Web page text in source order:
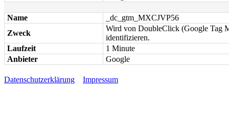
Name
_dc_gtm_MXCJVP56
Zweck
Wird von DoubleClick (Google Tag
identifizieren.
Laufzeit
1 Minute
Anbieter
Google
Datenschutzerklärung Impressum